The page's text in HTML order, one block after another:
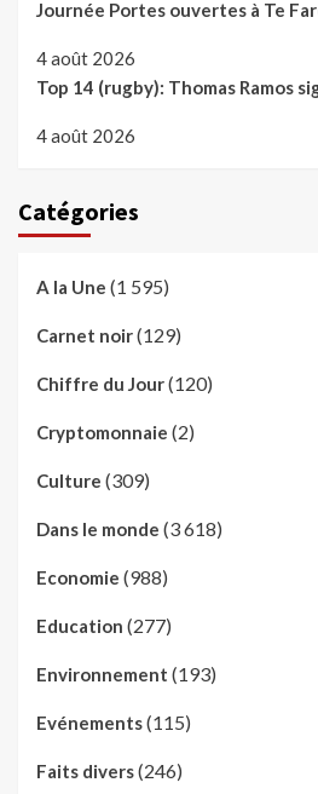
Journée Portes ouvertes à Te
4 août 2026
Top 14 (rugby): Thomas Ramos
4 août 2026
Catégories
A la Une (1 595)
Carnet noir(129)
Chiffre du Jour(120)
Cryptomonnaie (2)
Culture (309)
Dans le monde (3 618)
Economie (988)
Education (277)
Environnement (193)
Evénements(115)
Faits divers(246)